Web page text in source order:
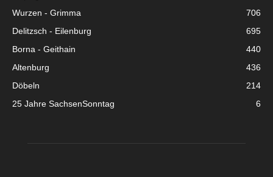
Wurzen - Grimma
706
Delitzsch - Eilenburg
695
Borna - Geithain
440
Altenburg
436
Döbeln
214
25 Jahre SachsenSonntag
6